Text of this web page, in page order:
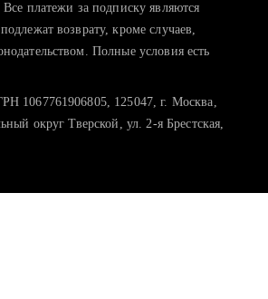
платежи за подписку являются
возврату, кроме случаев,
Полные условия есть
1067761906805, 125047, г. Москва,
округ Тверской, ул. 2-я Брестская,